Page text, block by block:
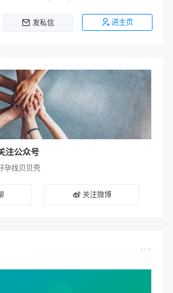
发私信 进主页
注公众号
孕找贝贝壳
关注微博